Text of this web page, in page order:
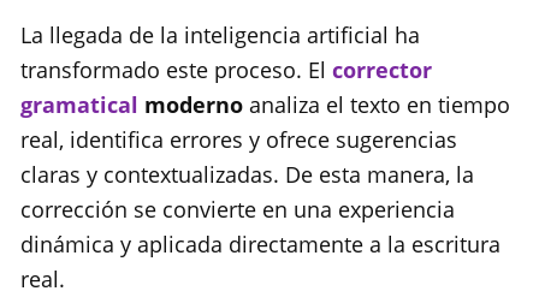
La llegada de la inteligencia artificial ha
transformado este proceso. El corrector
gramatical moderno analiza el texto en tiempo
real, identifica errores y ofrece sugerencias
claras y contextualizadas. De esta manera, la
corrección se convierte en una experiencia
dinámica y aplicada directamente a la escritura
real.